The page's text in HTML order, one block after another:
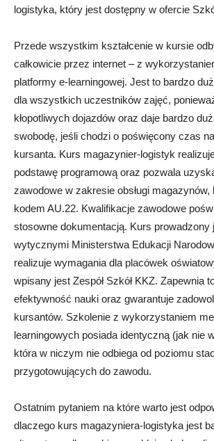
logistyka, który jest dostępny w ofercie
Przede wszystkim kształcenie w kursie
całkowicie przez internet – z
platformy e-learningowej. Jest to bardzo
dla wszystkich uczestników zajęć,
kłopotliwych dojazdów oraz daje bardzo
swobodę, jeśli chodzi o poświęcony czas
kursanta. Kurs magazynier-logistyk
podstawę programową oraz pozwala
zawodowe w zakresie obsługi
kodem AU.22. Kwalifikacje zawodowe
stosowne dokumentacją. Kurs prowadzony
wytycznymi Ministerstwa Edukacji
realizuje wymagania dla placówek
wpisany jest Zespół Szkół KKZ. Zapewnia
efektywność nauki oraz gwarantuje
kursantów. Szkolenie z wykorzystaniem
learningowych posiada identyczną (jak nie
która w niczym nie odbiega od poziomu
przygotowujących do zawodu.
Ostatnim pytaniem na które warto jest
dlaczego kurs magazyniera-logistyka jest